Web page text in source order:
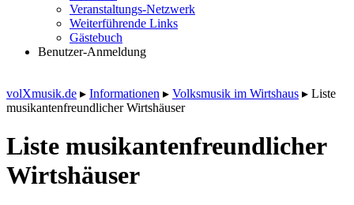
Veranstaltungs-Netzwerk
Weiterführende Links
Gästebuch
Benutzer-Anmeldung
volXmusik.de ▸ Informationen ▸ Volksmusik im Wirtshaus ▸ Liste
musikanten­freundlicher Wirtshäuser
Liste musikanten­freundlicher
Wirtshäuser